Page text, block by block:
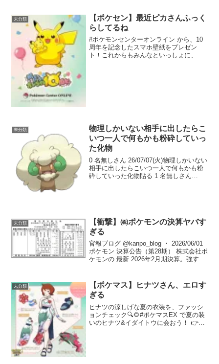
トをチェック👇 /#PJCS2026 pic.twitt...
未分類
【ポケセン】最近ピカさんふっく
らしてるね
#ポケモンセンターオンライン から、10
周年を記念したスマホ壁紙をプレゼン
ト！これからもみんなといっしょに、進
未分類
物理しかいない相手に出したらこ
いつ一人で何もかも粉砕していっ
た化物
0 名無しさん 26/07/07(火)物理しかいない
相手に出したらこいつ一人で何もかも粉
砕していった化物貼る 1 名無しさん
未分類
【衝撃】㈱ポケモンの決算ヤバす
ぎる
官報ブログ @kanpo_blog ・ 2026/06/01
ポケモン 決算公告（第28期） 株式会社ポ
ケモンの 最新 2026年2月期決算。強すぎ
未分類
【ポケマス】ヒナツさん、エロす
ぎる
ヒナツの涼しげな夏の衣装を、ファッシ
ョンチェック🔍🌻#ポケマスEX で夏の装
いのヒナツ&イダイトウに会おう！ 👉